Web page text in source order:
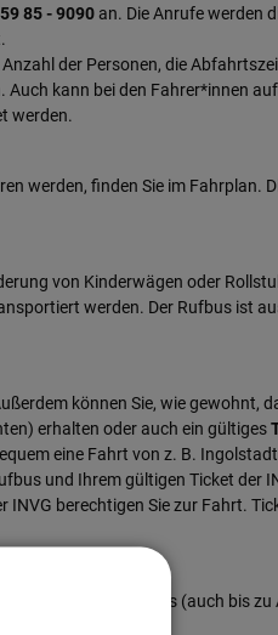
85 - 9090an. Die Anrufe werden
der Personen, die
Auch kann bei den Fahrer*innen
werden.
werden, finden Sie im Fahrplan.
von Kinderwägen oder
werden. Der Rufbus ist
können Sie, wie gewohnt,
erhalten oder auch ein gültiges
eine Fahrt von z. B.
und Ihrem gültigen Ticket der
berechtigen Sie zur Fahrt.
innerhalb Manchings (auch bis zu